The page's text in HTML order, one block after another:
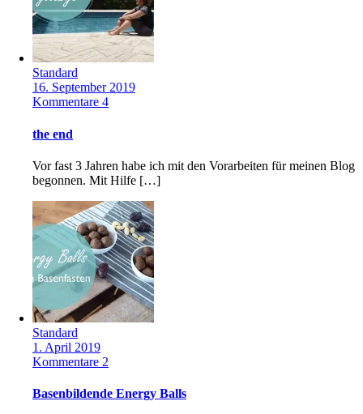
Standard
16. September 2019
Kommentare 4
the end
Vor fast 3 Jahren habe ich mit den Vorarbeiten für meinen Blog
begonnen. Mit Hilfe […]
Standard
1. April 2019
Kommentare 2
Basenbildende Energy Balls